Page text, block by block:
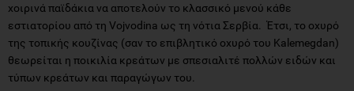
χοιρινά παϊδάκια να αποτελούν το κλασσικό μενού κάθε
εστιατορίου από τη Vojvodina ως τη νότια Σερβία. Έτσι, το οχυρό
της τοπικής κουζίνας (σαν το επιβλητικό οχυρό του Kalemegdan)
θεωρείται η ποικιλία κρεάτων με σπεσιαλιτέ πολλών ειδών και
τύπων κρεάτων και παραγώγων του.